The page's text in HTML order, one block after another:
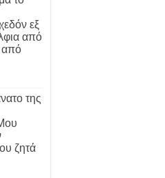
εξ
από
από
της
ζητά